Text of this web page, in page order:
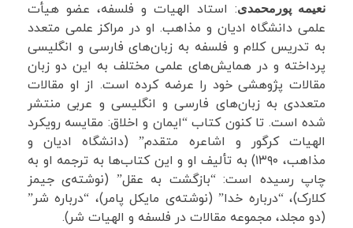
نعیمه پورمحمدی: استاد الهیات و فلسفه، عضو هیأت
علمی دانشگاه ادیان و مذاهب. او در مراکز علمی متعدد
به تدریس کلام و فلسفه به زبان‌های فارسی و انگلیسی
پرداخته و در همایش‌های علمی مختلف به این دو زبان
مقالات پژوهشی خود را عرضه کرده است. از او مقالات
متعددی به زبان‌های فارسی و انگلیسی و عربی منتشر
شده است. تا کنون کتاب “ایمان و اخلاق: مقایسه رویکرد
الهیات کرگور و اشاعره متقدم” (دانشگاه ادیان و
مذاهب، ۱۳۹۰) به تألیف او و این کتاب‌ها به ترجمه او به
چاپ رسیده است: “بازگشت به عقل” (نوشته‌ی جیمز
کلارک)، “درباره خدا” (نوشته‌ی مایکل پامر)، “درباره شر”
(دو مجلد، مجموعه مقالات در فلسفه و الهیات شر).